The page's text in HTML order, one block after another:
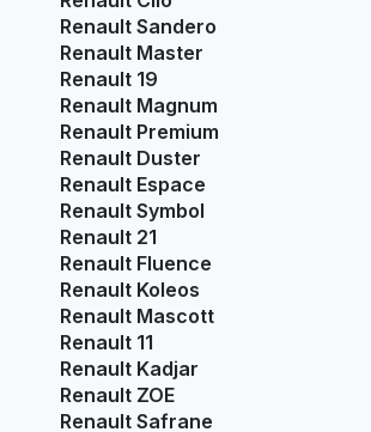
Renault Sandero
Renault Master
Renault 19
Renault Magnum
Renault Premium
Renault Duster
Renault Espace
Renault Symbol
Renault 21
Renault Fluence
Renault Koleos
Renault Mascott
Renault 11
Renault Kadjar
Renault ZOE
Renault Safrane